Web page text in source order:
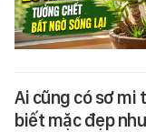
Ai cũng có sơ mi
biết mặc đẹp